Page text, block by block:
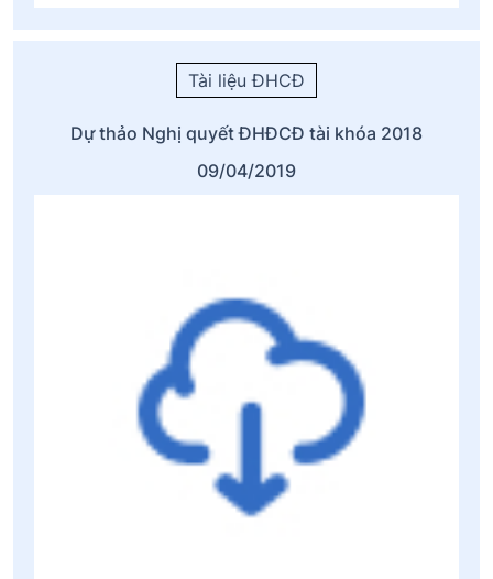
Tài liệu ĐHCĐ
Dự thảo Nghị quyết ĐHĐCĐ tài khóa 2018
09/04/2019